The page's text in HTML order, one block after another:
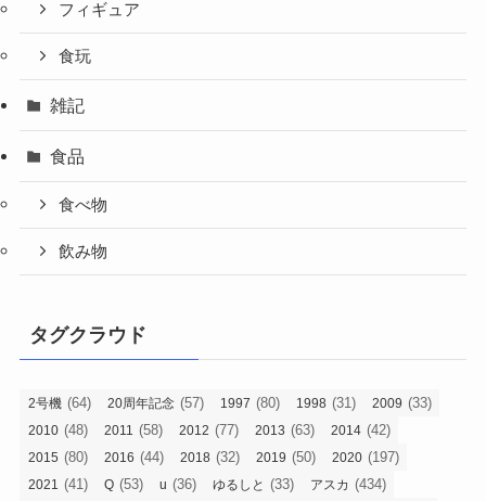
フィギュア
食玩
雑記
食品
食べ物
飲み物
タグクラウド
2号機 (64) 20周年記念 (57) 1997 (80) 1998 (31) 2009 (33)
2010 (48) 2011 (58) 2012 (77) 2013 (63) 2014 (42)
2015 (80) 2016 (44) 2018 (32) 2019 (50) 2020 (197)
2021 (41) Q (53) u (36) ゆるしと (33) アスカ (434)